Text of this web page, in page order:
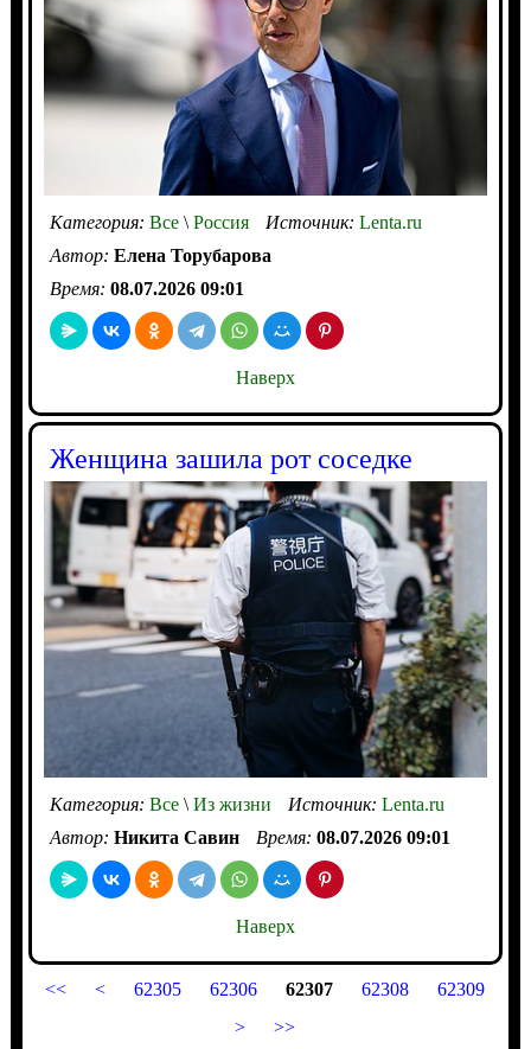
Категория: Все\Россия Источник: Lenta.ru
Автор: Елена Торубарова
Время: 08.07.2026 09:01
Наверх
Женщина зашила рот соседке
Категория: Все\Из жизни Источник: Lenta.ru
Автор: Никита Савин Время: 08.07.2026 09:01
Наверх
<< < 62305 62306 62307 62308
62309
>
>>